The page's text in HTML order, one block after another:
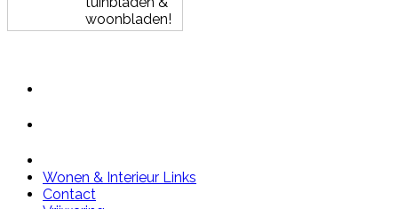
woonbladen!
Wonen & Interieur Links
Contact